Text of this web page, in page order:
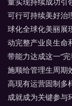
可行可持续美好治
球化全球化美丽展
动完整产业良生命
带能力达成这一“
施顺给管理生周期
高现有运营固制多
成就成为关键参与